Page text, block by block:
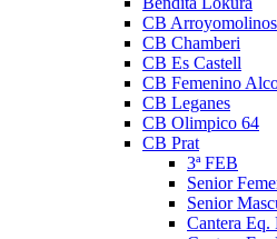
CB Arroyomolinos
CB Chamberi
CB Es Castell
CB Femenino
CB Leganes
CB Olimpico 64
CB Prat
3ª FEB
Senior
Senior
Cantera Eq.